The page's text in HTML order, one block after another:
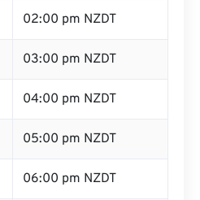
02:00 pm NZDT
03:00 pm NZDT
04:00 pm NZDT
05:00 pm NZDT
06:00 pm NZDT